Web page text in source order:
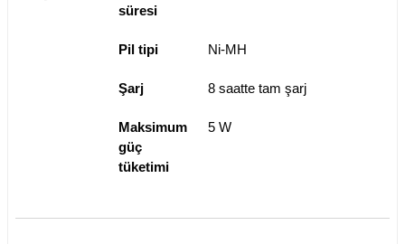
süresi
Pil tipi Ni-MH
Şarj 8 saatte tam şarj
Maksimum
güç
tüketimi
5 W